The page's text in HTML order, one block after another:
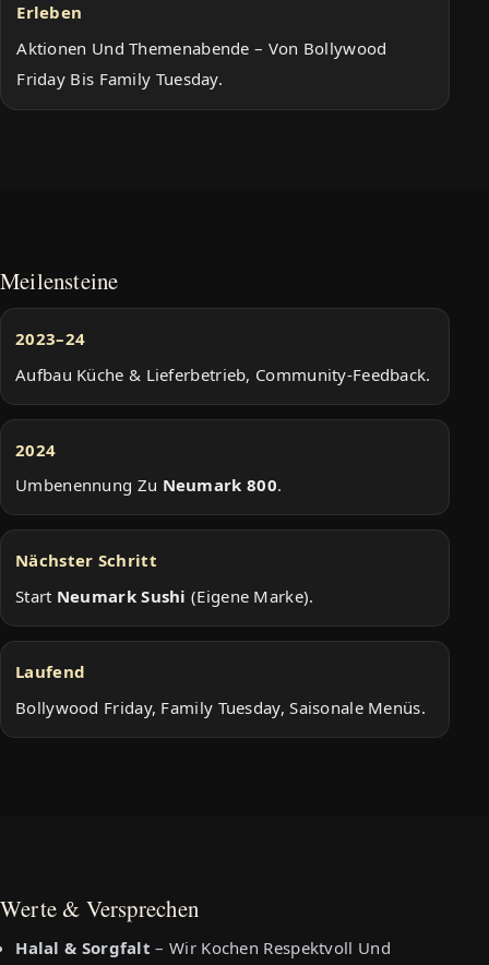
Erleben
Aktionen Und Themenabende – Von Bollywood
Friday Bis Family Tuesday.
Meilensteine
2023–24
Aufbau Küche & Lieferbetrieb, Community-Feedback.
2024
Umbenennung Zu Neumark 800.
Nächster Schritt
Start Neumark Sushi (eigene Marke).
Laufend
Bollywood Friday, Family Tuesday, Saisonale Menüs.
Werte & Versprechen
Halal & Sorgfalt – Wir Kochen Respektvoll Und